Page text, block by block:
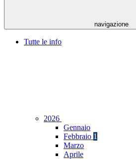
navigazione
Tutte le info
2026
Gennaio
Febbraio 1
Marzo
Aprile